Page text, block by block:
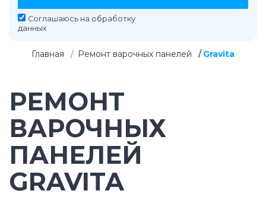
Соглашаюсь на обработку
данных
Главная Ремонт варочных панелей Gravita
РЕМОНТ
ВАРОЧНЫХ
ПАНЕЛЕЙ
GRAVITA